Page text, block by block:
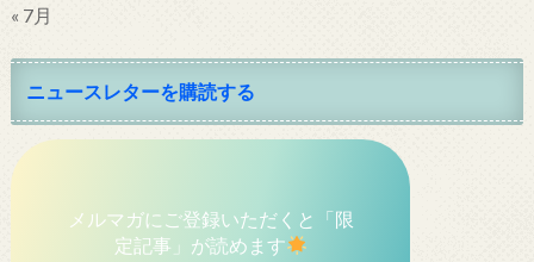
« 7月
ニュースレターを購読する
メルマガにご登録いただくと「限
定記事」が読めます